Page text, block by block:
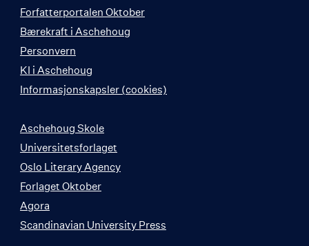
Forfatterportalen Oktober
Bærekraft i Aschehoug
Personvern
KI i Aschehoug
Informasjonskapsler (cookies)
Aschehoug Skole
Universitetsforlaget
Oslo Literary Agency
Forlaget Oktober
Agora
Scandinavian University Press